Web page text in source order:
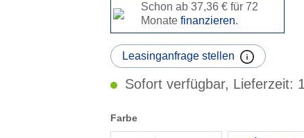
Schon ab 37,36 € für 72
Monatefinanzieren.
Leasinganfrage stellen
Sofort verfügbar, Lieferzeit:
Farbe
auswählen